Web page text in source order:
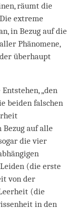
räumt die
extreme
in Bezug auf die
Phänomene,
überhaupt
„den
beiden falschen
Bezug auf alle
die vier
(die erste
von der
(die
in den